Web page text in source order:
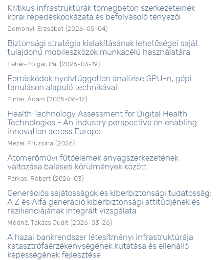
Kritikus infrastruktúrák tömegbeton szerkezeteinek
korai repedéskockázata és befolyásoló tényezői
Domonyi, Erzsébet (2026-05-04)
Biztonsági stratégia kialakításának lehetőségei saját
tulajdonú mobileszközök munkacélú használatára
Fehér-Polgár, Pál (2026-03-19)
Forráskódok nyelvfüggetlen analízise GPU-n, gépi
tanuláson alapuló technikával
Pintér, Ádám (2025-06-12)
Health Technology Assessment for Digital Health
Technologies - An industry perspective on enabling
innovation across Europe
Mezei, Fruzsina (2026)
Atomerőművi fűtőelemek anyagszerkezetének
változása baleseti körülmények között
Farkas, Róbert (2026-03)
Generációs sajátosságok és kiberbiztonsági tudatosság:
A Z és Alfa generáció kiberbiztonsági attitűdjének és
rezilienciájának integrált vizsgálata
Módné, Takács Judit (2026-03-26)
A hazai bankrendszer létesítményi infrastruktúrája
katasztrófaérzékenységének kutatása és ellenálló-
képességének fejlesztése